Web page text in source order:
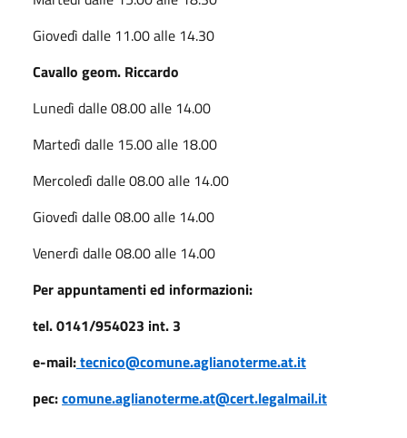
Giovedì dalle 11.00 alle 14.30
Cavallo geom. Riccardo
Lunedì dalle 08.00 alle 14.00
Martedì dalle 15.00 alle 18.00
Mercoledì dalle 08.00 alle 14.00
Giovedì dalle 08.00 alle 14.00
Venerdì dalle 08.00 alle 14.00
Per appuntamenti ed informazioni:
tel. 0141/954023 int. 3
e-mail:tecnico@comune.aglianoterme.at.it
pec:comune.aglianoterme.at@cert.legalmail.it